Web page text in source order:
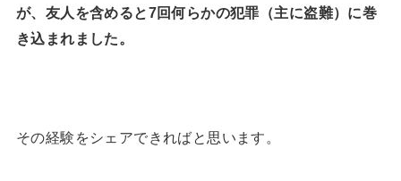
が、友人を含めると7回何らかの犯罪（主に盗難）に巻
き込まれました。
その経験をシェアできればと思います。